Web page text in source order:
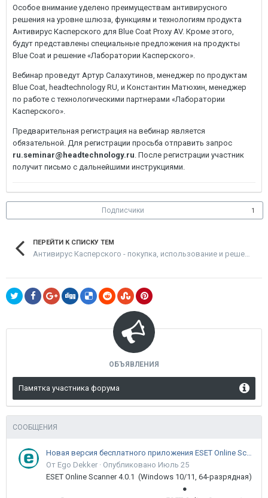
Особое внимание уделено преимуществам антивирусного
решения на уровне шлюза, функциям и технологиям продукта
Антивирус Касперского для Blue Coat Proxy AV. Кроме этого,
будут представлены специальные предложения на продукты
Blue Coat и решение «Лаборатории Касперского».
Вебинар проведут Артур Салахутинов, менеджер по продуктам
Blue Coat, headtechnology RU, и Константин Матюхин, менеджер
по работе с технологическими партнерами «Лаборатории
Касперского».
Предварительная регистрация на вебинар является
обязательной. Для регистрации просьба отправить запрос
ru.seminar@headtechnology.ru. После регистрации участник
получит письмо с дальнейшими инструкциями.
Подписчики 1
ПЕРЕЙТИ К СПИСКУ ТЕМ
ОБЪЯВЛЕНИЯ
Памятка участника форума
СООБЩЕНИЯ
Новая версия бесплатного приложения ESET Online Scanner доступна пользователям
От Ego Dekker · Опубликовано Июль 25
ESET Online Scanner 4.0.1 (Windows 10/11, 64-разрядная)
●